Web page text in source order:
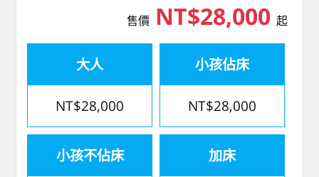
售價NT$28,000 起
大人
NT$28,000
小孩佔床
NT$28,000
小孩不佔床 加床